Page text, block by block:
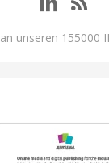
unseren 155000